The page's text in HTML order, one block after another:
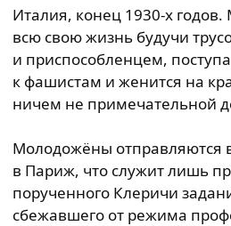
Италия, конец 1930-х
всю свою жизнь будучи
и приспособленцем,
к фашистам и женится на
ничем не примечательной
Молодожёны отправляются
в Париж, что служит лишь
порученного Клеричи
сбежавшего от режима